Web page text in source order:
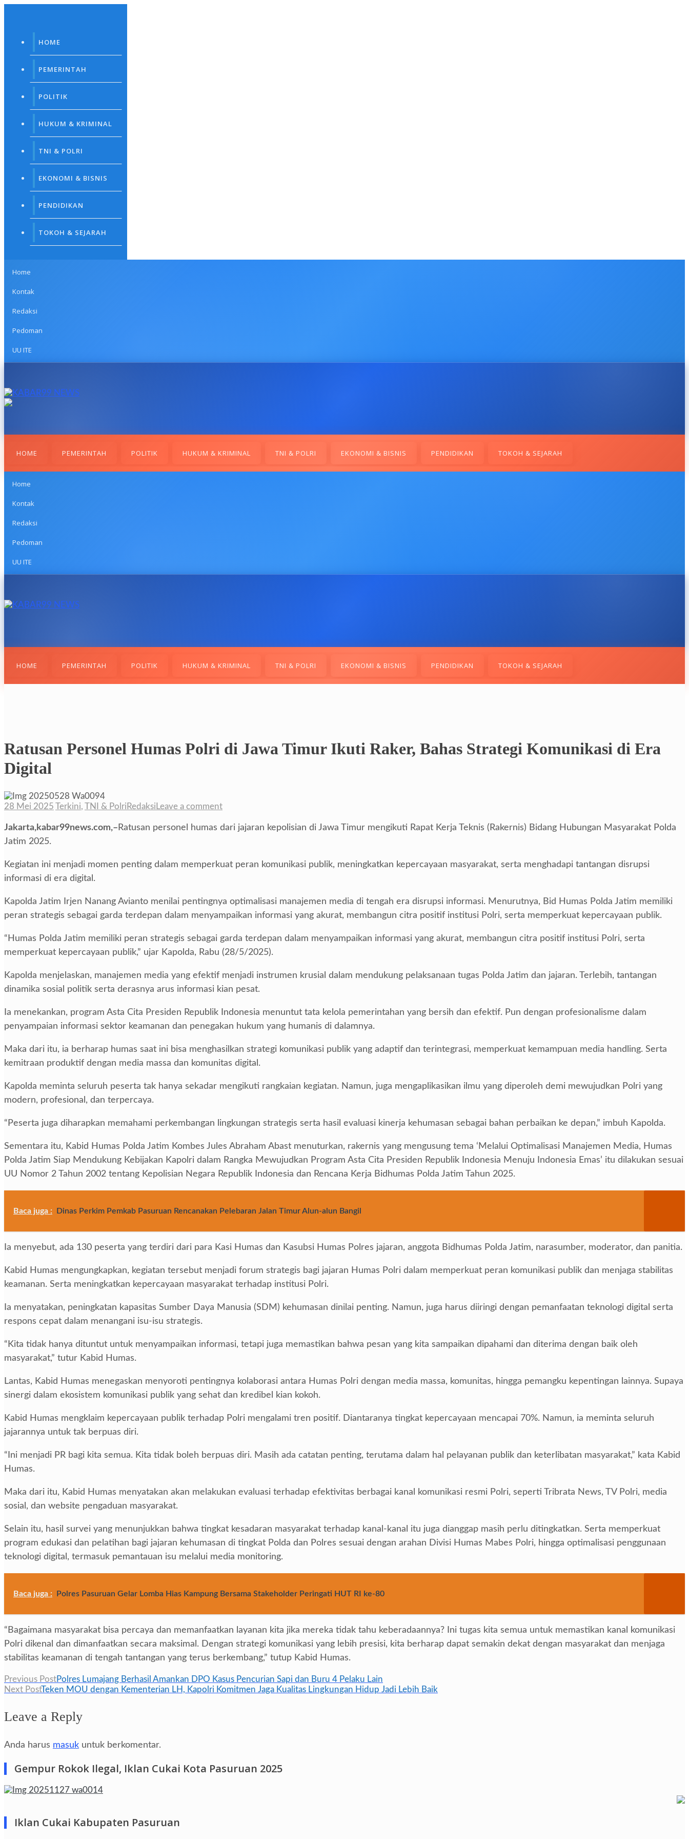
HOME
PEMERINTAH
POLITIK
HUKUM & KRIMINAL
TNI & POLRI
EKONOMI & BISNIS
PENDIDIKAN
TOKOH & SEJARAH
Home
Kontak
Redaksi
Pedoman
UU ITE
HOME PEMERINTAH POLITIK HUKUM & KRIMINAL TNI & POLRI EKONOMI & BISNIS PENDIDIKAN TOKOH & SEJARAH
Home
Kontak
Redaksi
Pedoman
UU ITE
HOME PEMERINTAH POLITIK HUKUM & KRIMINAL TNI & POLRI EKONOMI & BISNIS PENDIDIKAN TOKOH & SEJARAH
Ratusan Personel Humas Polri di Jawa Timur Ikuti Raker, Bahas Strategi Komunikasi di Era
Digital
28 Mei 2025 Terkini, TNI & Polri Redaksi Leave a comment
Jakarta,kabar99news.com,– Ratusan personel humas dari jajaran kepolisian di Jawa Timur mengikuti Rapat Kerja Teknis (Rakernis) Bidang Hubungan Masyarakat Polda
Jatim 2025.
Kegiatan ini menjadi momen penting dalam memperkuat peran komunikasi publik, meningkatkan kepercayaan masyarakat, serta menghadapi tantangan disrupsi
informasi di era digital.
Kapolda Jatim Irjen Nanang Avianto menilai pentingnya optimalisasi manajemen media di tengah era disrupsi informasi. Menurutnya, Bid Humas Polda Jatim memiliki
peran strategis sebagai garda terdepan dalam menyampaikan informasi yang akurat, membangun citra positif institusi Polri, serta memperkuat kepercayaan publik.
“Humas Polda Jatim memiliki peran strategis sebagai garda terdepan dalam menyampaikan informasi yang akurat, membangun citra positif institusi Polri, serta
memperkuat kepercayaan publik,” ujar Kapolda, Rabu (28/5/2025).
Kapolda menjelaskan, manajemen media yang efektif menjadi instrumen krusial dalam mendukung pelaksanaan tugas Polda Jatim dan jajaran. Terlebih, tantangan
dinamika sosial politik serta derasnya arus informasi kian pesat.
Ia menekankan, program Asta Cita Presiden Republik Indonesia menuntut tata kelola pemerintahan yang bersih dan efektif. Pun dengan profesionalisme dalam
penyampaian informasi sektor keamanan dan penegakan hukum yang humanis di dalamnya.
Maka dari itu, ia berharap humas saat ini bisa menghasilkan strategi komunikasi publik yang adaptif dan terintegrasi, memperkuat kemampuan media handling. Serta
kemitraan produktif dengan media massa dan komunitas digital.
Kapolda meminta seluruh peserta tak hanya sekadar mengikuti rangkaian kegiatan. Namun, juga mengaplikasikan ilmu yang diperoleh demi mewujudkan Polri yang
modern, profesional, dan terpercaya.
“Peserta juga diharapkan memahami perkembangan lingkungan strategis serta hasil evaluasi kinerja kehumasan sebagai bahan perbaikan ke depan,” imbuh Kapolda.
Sementara itu, Kabid Humas Polda Jatim Kombes Jules Abraham Abast menuturkan, rakernis yang mengusung tema ‘Melalui Optimalisasi Manajemen Media, Humas
Polda Jatim Siap Mendukung Kebijakan Kapolri dalam Rangka Mewujudkan Program Asta Cita Presiden Republik Indonesia Menuju Indonesia Emas’ itu dilakukan sesuai
UU Nomor 2 Tahun 2002 tentang Kepolisian Negara Republik Indonesia dan Rencana Kerja Bidhumas Polda Jatim Tahun 2025.
Baca juga : Dinas Perkim Pemkab Pasuruan Rencanakan Pelebaran Jalan Timur Alun-alun Bangil
Ia menyebut, ada 130 peserta yang terdiri dari para Kasi Humas dan Kasubsi Humas Polres jajaran, anggota Bidhumas Polda Jatim, narasumber, moderator, dan panitia.
Kabid Humas mengungkapkan, kegiatan tersebut menjadi forum strategis bagi jajaran Humas Polri dalam memperkuat peran komunikasi publik dan menjaga stabilitas
keamanan. Serta meningkatkan kepercayaan masyarakat terhadap institusi Polri.
Ia menyatakan, peningkatan kapasitas Sumber Daya Manusia (SDM) kehumasan dinilai penting. Namun, juga harus diiringi dengan pemanfaatan teknologi digital serta
respons cepat dalam menangani isu-isu strategis.
“Kita tidak hanya dituntut untuk menyampaikan informasi, tetapi juga memastikan bahwa pesan yang kita sampaikan dipahami dan diterima dengan baik oleh
masyarakat,” tutur Kabid Humas.
Lantas, Kabid Humas menegaskan menyoroti pentingnya kolaborasi antara Humas Polri dengan media massa, komunitas, hingga pemangku kepentingan lainnya. Supaya
sinergi dalam ekosistem komunikasi publik yang sehat dan kredibel kian kokoh.
Kabid Humas mengklaim kepercayaan publik terhadap Polri mengalami tren positif. Diantaranya tingkat kepercayaan mencapai 70%. Namun, ia meminta seluruh
jajarannya untuk tak berpuas diri.
“Ini menjadi PR bagi kita semua. Kita tidak boleh berpuas diri. Masih ada catatan penting, terutama dalam hal pelayanan publik dan keterlibatan masyarakat,” kata Kabid
Humas.
Maka dari itu, Kabid Humas menyatakan akan melakukan evaluasi terhadap efektivitas berbagai kanal komunikasi resmi Polri, seperti Tribrata News, TV Polri, media
sosial, dan website pengaduan masyarakat.
Selain itu, hasil survei yang menunjukkan bahwa tingkat kesadaran masyarakat terhadap kanal-kanal itu juga dianggap masih perlu ditingkatkan. Serta memperkuat
program edukasi dan pelatihan bagi jajaran kehumasan di tingkat Polda dan Polres sesuai dengan arahan Divisi Humas Mabes Polri, hingga optimalisasi penggunaan
teknologi digital, termasuk pemantauan isu melalui media monitoring.
Baca juga : Polres Pasuruan Gelar Lomba Hias Kampung Bersama Stakeholder Peringati HUT RI ke-80
“Bagaimana masyarakat bisa percaya dan memanfaatkan layanan kita jika mereka tidak tahu keberadaannya? Ini tugas kita semua untuk memastikan kanal komunikasi
Polri dikenal dan dimanfaatkan secara maksimal. Dengan strategi komunikasi yang lebih presisi, kita berharap dapat semakin dekat dengan masyarakat dan menjaga
stabilitas keamanan di tengah tantangan yang terus berkembang,” tutup Kabid Humas.
Navigasi
Previous PostPolres Lumajang Berhasil Amankan DPO Kasus Pencurian Sapi dan Buru 4 Pelaku Lain
Next PostTeken MOU dengan Kementerian LH, Kapolri Komitmen Jaga Kualitas Lingkungan Hidup Jadi Lebih Baik
Leave a Reply
Anda harus masuk untuk berkomentar.
Gempur Rokok Ilegal, Iklan Cukai Kota Pasuruan 2025
Iklan Cukai Kabupaten Pasuruan